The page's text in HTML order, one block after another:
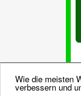
Wie die meisten
verbessern und